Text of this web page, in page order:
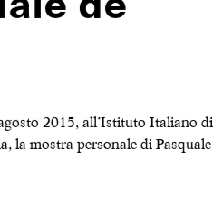
2015, all’Istituto Italiano di
la mostra personale di Pasquale